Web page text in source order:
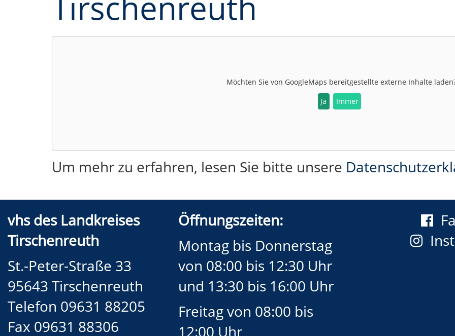
Möchten Sie von GoogleMaps bereitgestellte externe Inhalte
Ja
Immer
Um mehr zu erfahren, lesen Sie bitte unsere
vhs des Landkreises
Tirschenreuth
St.-Peter-Straße 33
95643 Tirschenreuth
Telefon 09631 88205
Fax 09631 88306
Öffnungszeiten:
Montag bis Donnerstag
von 08:00 bis 12:30 Uhr
und 13:30 bis 16:00 Uhr
Freitag von 08:00 bis
12:00 Uhr